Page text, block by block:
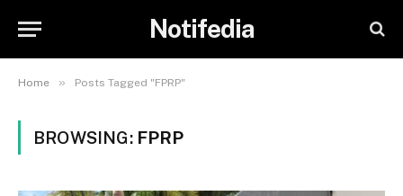
Notifedia
Home » Posts Tagged "FPRP"
BROWSING: FPRP